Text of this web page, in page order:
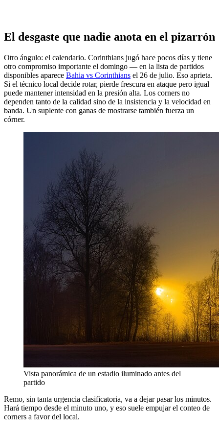
El desgaste que nadie anota en el pizarrón
Otro ángulo: el calendario. Corinthians jugó hace pocos días y tiene
otro compromiso importante el domingo — en la lista de partidos
disponibles aparece Bahia vs Corinthians el 26 de julio. Eso aprieta.
Si el técnico local decide rotar, pierde frescura en ataque pero igual
puede mantener intensidad en la presión alta. Los corners no
dependen tanto de la calidad sino de la insistencia y la velocidad en
banda. Un suplente con ganas de mostrarse también fuerza un
córner.
Vista panorámica de un estadio iluminado antes del
partido
Remo, sin tanta urgencia clasificatoria, va a dejar pasar los minutos.
Hará tiempo desde el minuto uno, y eso suele empujar el conteo de
corners a favor del local.